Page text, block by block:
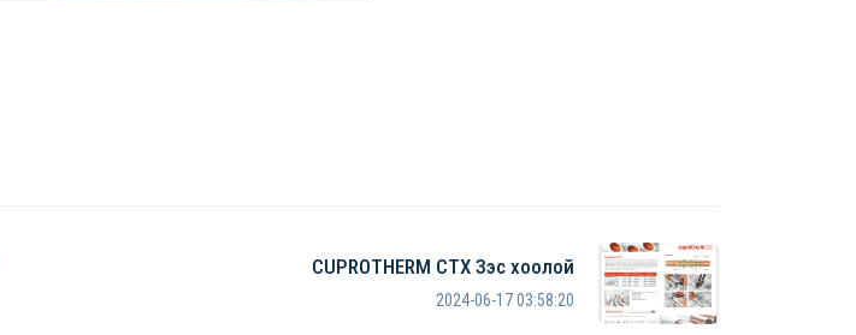
CUPROTHERM CTX Зэс хоолой
2024-06-17 03:58:20